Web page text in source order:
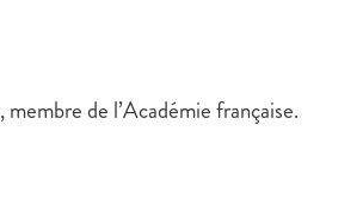
membre de l’Académie française.